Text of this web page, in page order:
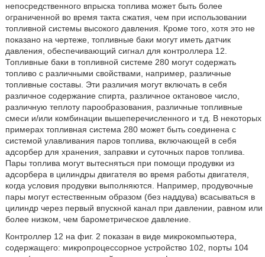
непосредственного впрыска топлива может быть более
ограниченной во время такта сжатия, чем при использовании
топливной системы высокого давления. Кроме того, хотя это не
показано на чертеже, топливные баки могут иметь датчик
давления, обеспечивающий сигнал для контроллера 12.
Топливные баки в топливной системе 280 могут содержать
топливо с различными свойствами, например, различные
топливные составы. Эти различия могут включать в себя
различное содержание спирта, различное октановое число,
различную теплоту парообразования, различные топливные
смеси и/или комбинации вышеперечисленного и т.д. В некоторых
примерах топливная система 280 может быть соединена с
системой улавливания паров топлива, включающей в себя
адсорбер для хранения, заправки и суточных паров топлива.
Пары топлива могут вытесняться при помощи продувки из
адсорбера в цилиндры двигателя во время работы двигателя,
когда условия продувки выполняются. Например, продувочные
пары могут естественным образом (без наддува) всасываться в
цилиндр через первый впускной канал при давлении, равном или
более низком, чем барометрическое давление.
Контроллер 12 на фиг. 2 показан в виде микрокомпьютера,
содержащего: микропроцессорное устройство 102, порты 104